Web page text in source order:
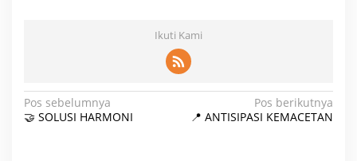
Ikuti Kami
N
a
Pos sebelumnya
🤝 SOLUSI HARMONI
Pos berikutnya
📍 ANTISIPASI KEMACETAN